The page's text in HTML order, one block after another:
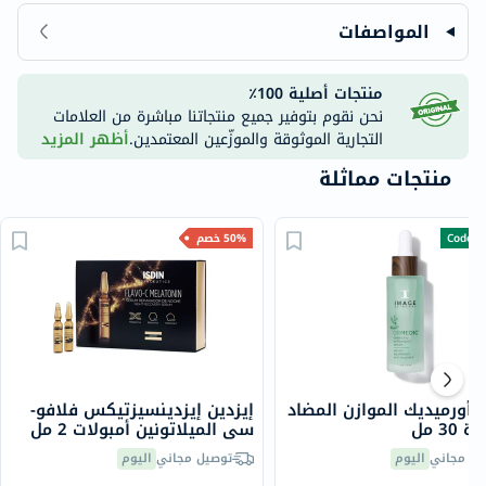
المواصفات
منتجات أصلية 100٪
نحن نقوم بتوفير جميع منتجاتنا مباشرة من العلامات
التجارية الموثوقة والموزّعين المعتمدين.أظهر المزيد
منتجات مماثلة
50% خصم
إيزدين إيزدينسيزتيكس فلافو-
سي الميلاتونين أمبولات 2 مل
30توصيل مجاني اليوم
Code-
أورميديك الموازن المضاد
مل
مجاني اليوم